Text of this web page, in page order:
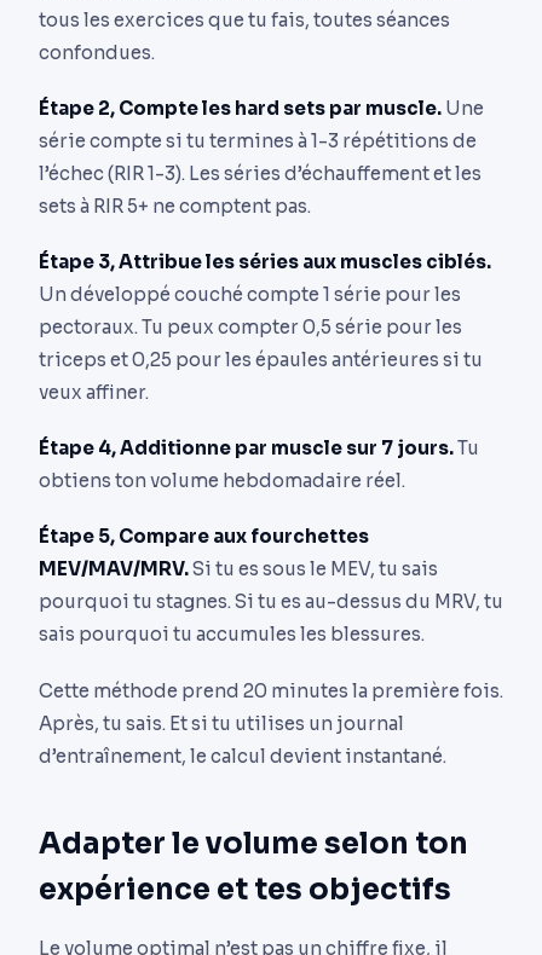
tous les exercices que tu fais, toutes séances
confondues.
Étape 2, Compte les hard sets par muscle. Une
série compte si tu termines à 1-3 répétitions de
l’échec (RIR 1-3). Les séries d’échauffement et les
sets à RIR 5+ ne comptent pas.
Étape 3, Attribue les séries aux muscles ciblés.
Un développé couché compte 1 série pour les
pectoraux. Tu peux compter 0,5 série pour les
triceps et 0,25 pour les épaules antérieures si tu
veux affiner.
Étape 4, Additionne par muscle sur 7 jours.Tu
obtiens ton volume hebdomadaire réel.
Étape 5, Compare aux fourchettes
MEV/MAV/MRV.Si tu es sous le MEV, tu sais
pourquoi tu stagnes. Si tu es au-dessus du MRV, tu
sais pourquoi tu accumules les blessures.
Cette méthode prend 20 minutes la première fois.
Après, tu sais. Et si tu utilises un journal
d’entraînement, le calcul devient instantané.
Adapter le volume selon ton
expérience et tes objectifs
Le volume optimal n’est pas un chiffre fixe, il